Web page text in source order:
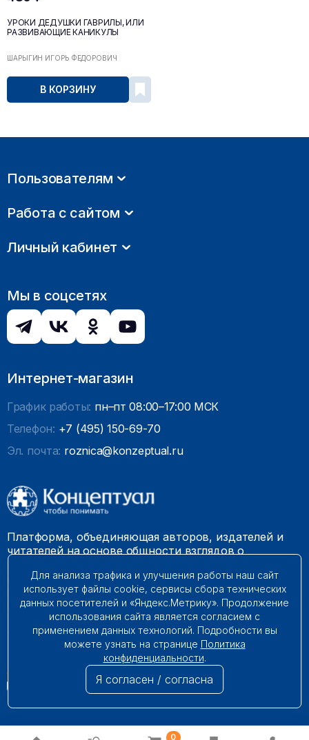
0
УРОКИ ДЕДУШКИ ГАВРИЛЫ, ИЛИ
РАЗВИВАЮЩИЕ КАНИКУЛЫ
ШАРЫГИН ИГОРЬ ФЁДОРОВИЧ
В КОРЗИНУ
Пользователям
Работа с сайтом
Личный кабинет
Мы в соцсетях
Интернет-магазин
График работы: пн–пт 08:00–17:00 МСК
Телефон: +7 (495) 150-69-70
Эл. почта: roznica@konzeptual.ru
Платформа, объединяющая авторов, издателей и
читателей на основе общности взглядов о
гармоничного мироустройства. Наши книги можно
встретить на многих книготорговых площадках
России.
© 2009 – 2026. Все права защищены.
Для анализа трафика и улучшения работы наш сайт
использует файлы cookie, сервисы сбора технических
данных посетителей и «Яндекс.Метрику». Продолжение
использования сайта является согласием с
применением данных технологий. Подробности вы
можете узнать на странице Политика
конфиденциальности.
Я согласен / согласна